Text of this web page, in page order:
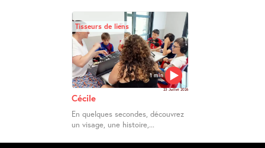
1 min
Tisseurs de liens
23 Juillet 2026
Cécile
En quelques secondes, découvrez
un visage, une histoire,...